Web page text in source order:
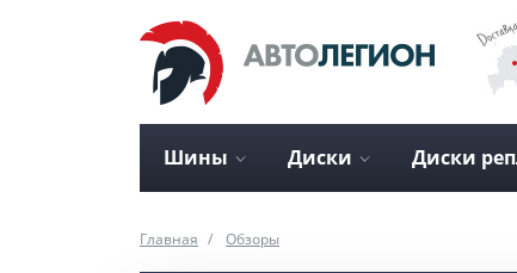
Шины Диски Диски
Главная Обзоры